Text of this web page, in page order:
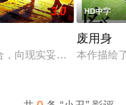
一个怀抱音乐理想的
3.0
，向现实妥协的导演朱达
HD中字
废用身
本作描绘